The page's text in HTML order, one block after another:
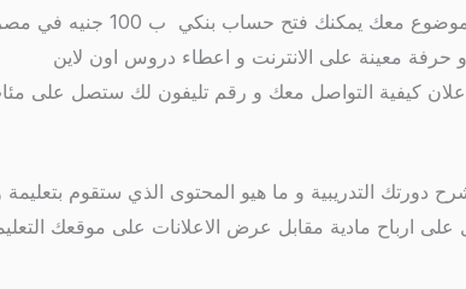
بنكي ب 100 جنيه في مصر و تحويل اموالك عليه
حرفة معينة على الانترنت و اعطاء دروس اون لاين
كيفية التواصل معك و رقم تليفون لك ستصل على مئات
دورتك التدريبية و ما هيو المحتوى الذي ستقوم
مادية مقابل عرض الاعلانات على موقعك التعليمي